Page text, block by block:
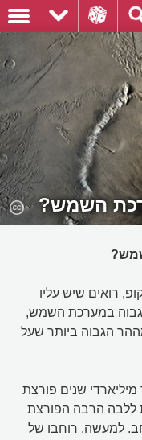
השמש?
רואים שיש עליו
במערכת השמש,
מונס. הוא גבוה כמעט פי 3 מההר הגבוה ביותר שעל
שנים פורצת
ללבה הרבה הפורצת
למעשה, רוחבו של